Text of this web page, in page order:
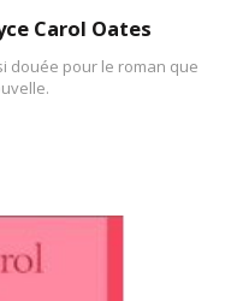
Carol Oates
douée pour le roman que